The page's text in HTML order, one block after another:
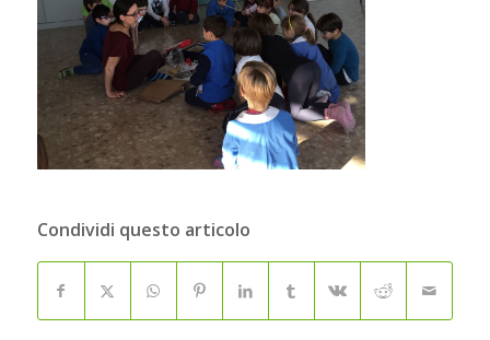
Condividi questo articolo